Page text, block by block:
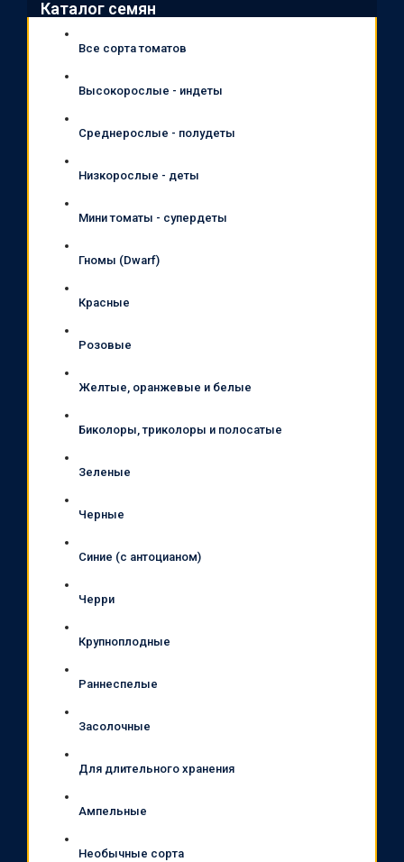
Каталог семян
Все сорта томатов
Высокорослые - индеты
Среднерослые - полудеты
Низкорослые - деты
Мини томаты - супердеты
Гномы (Dwarf)
Красные
Розовые
Желтые, оранжевые и белые
Биколоры, триколоры и полосатые
Зеленые
Черные
Синие (с антоцианом)
Черри
Крупноплодные
Раннеспелые
Засолочные
Для длительного хранения
Ампельные
Необычные сорта